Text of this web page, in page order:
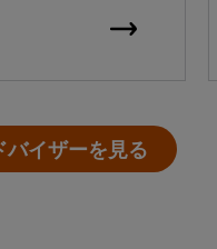
イザーを見る